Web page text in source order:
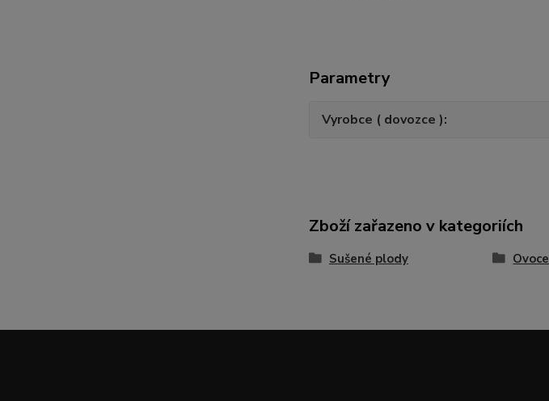
Parametry
Vyrobce ( dovozce )
Zboží zařazeno v kategoriích
Sušené plody Ovoce